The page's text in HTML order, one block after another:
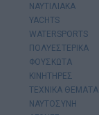
ΝΑΥΤΙΛΙΑΚΑ
YACHTS
WATERSPORTS
ΠΟΛΥΕΣΤΕΡΙΚΑ
ΦΟΥΣΚΩΤΑ
ΚΙΝΗΤΗΡΕΣ
ΤΕΧΝΙΚΑ ΘΕΜΑΤΑ
ΝΑΥΤΟΣΥΝΗ